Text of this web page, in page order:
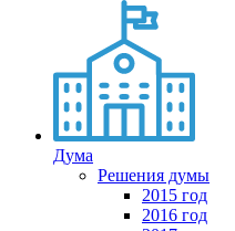
Дума
Решения думы
2015 год
2016 год